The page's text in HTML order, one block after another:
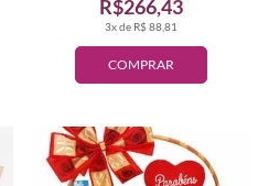
COMPRAR
3x de R$ 88,81
R$266,43